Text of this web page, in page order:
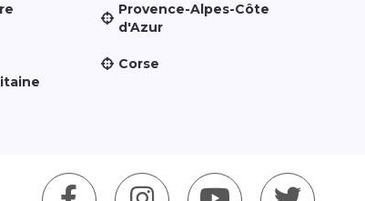
Provence-Alpes-Côte
d'Azur
Corse